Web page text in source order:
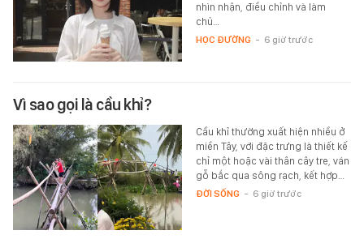
nhìn nhận, điều chỉnh và làm
chủ…
HỌC ĐƯỜNG - 6 giờ trước
Vì sao gọi là cầu khỉ?
Cầu khỉ thường xuất hiện nhiều ở
miền Tây, với đặc trưng là thiết kế
chỉ một hoặc vài thân cây tre, ván
gỗ bắc qua sông rạch, kết hợp…
ĐỜI SỐNG - 6 giờ trước